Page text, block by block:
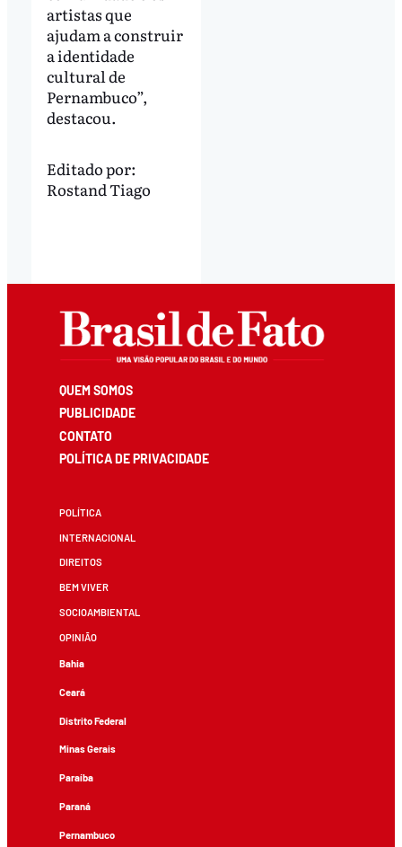
artistas que
ajudam a construir
a identidade
cultural de
Pernambuco”,
destacou.
Editado por:
Rostand Tiago
QUEM SOMOS
PUBLICIDADE
CONTATO
POLÍTICA DE PRIVACIDADE
POLÍTICA
INTERNACIONAL
DIREITOS
BEM VIVER
SOCIOAMBIENTAL
OPINIÃO
Bahia
Ceará
Distrito Federal
Minas Gerais
Paraíba
Paraná
Pernambuco